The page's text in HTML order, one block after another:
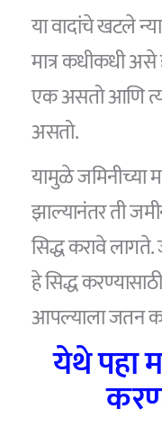
या वादांचे खटले
मात्र कधीकधी
एक असतो आणि
असतो.
यामुळे जमिनीच्या
झाल्यानंतर ती
सिद्ध करावे
हे सिद्ध
आपल्याला जतन
येथे पहा